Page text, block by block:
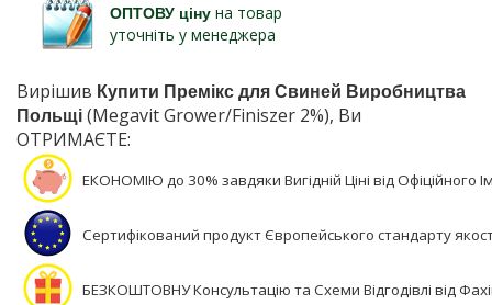
ОПТОВУ ціну на товар
уточніть у менеджера
Вирішив Купити Премікс для Свиней Виробництва
Польщі(Megavit Grower/Finiszer 2%), Ви
ОТРИМАЄТЕ:
ЕКОНОМІЮ до 30% завдяки Вигідній Ціні від Офіційного
Сертифікований продукт Європейського стандарту
БЕЗКОШТОВНУ Консультацію та Схеми Відгодівлі від